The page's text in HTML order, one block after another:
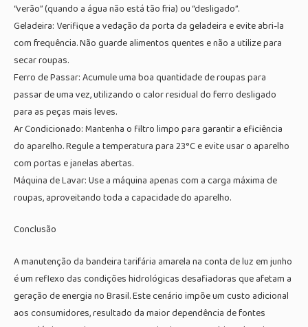
“verão” (quando a água não está tão fria) ou “desligado”.
Geladeira: Verifique a vedação da porta da geladeira e evite abri-la
com frequência. Não guarde alimentos quentes e não a utilize para
secar roupas.
Ferro de Passar: Acumule uma boa quantidade de roupas para
passar de uma vez, utilizando o calor residual do ferro desligado
para as peças mais leves.
Ar Condicionado: Mantenha o filtro limpo para garantir a eficiência
do aparelho. Regule a temperatura para 23°C e evite usar o aparelho
com portas e janelas abertas.
Máquina de Lavar: Use a máquina apenas com a carga máxima de
roupas, aproveitando toda a capacidade do aparelho.
Conclusão
A manutenção da bandeira tarifária amarela na conta de luz em junho
é um reflexo das condições hidrológicas desafiadoras que afetam a
geração de energia no Brasil. Este cenário impõe um custo adicional
aos consumidores, resultado da maior dependência de fontes